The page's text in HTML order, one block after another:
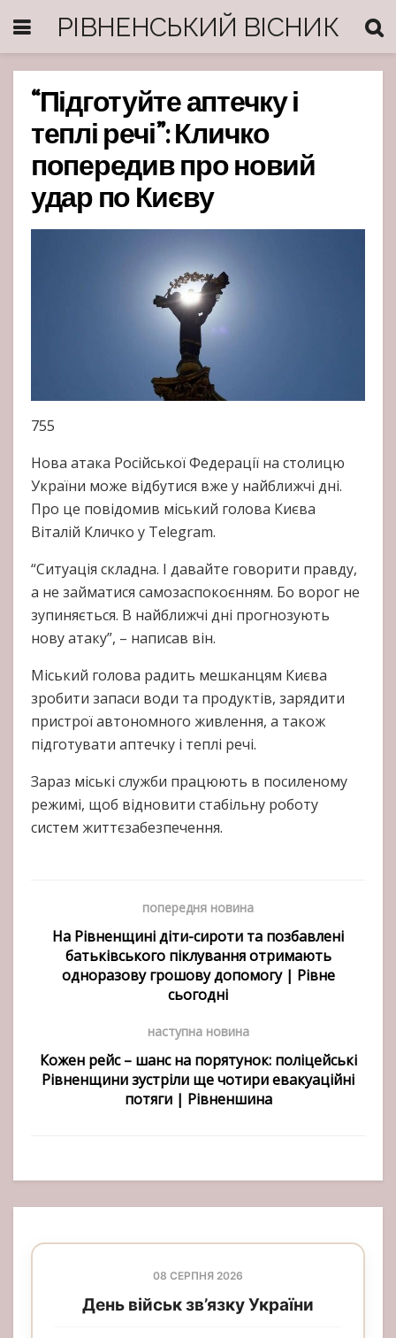
РІВНЕНСЬКИЙ ВІСНИК
“‎Підготуйте аптечку і
теплі речі”: Кличко
попередив про новий
удар по Києву
755
Нова атака Російської Федерації на столицю
України може відбутися вже у найближчі дні.
Про це повідомив міський голова Києва
Віталій Кличко у Telegram.
“‎Ситуація складна. І давайте говорити правду,
а не займатися самозаспокоєнням. Бо ворог не
зупиняється. В найближчі дні прогнозують
нову атаку”‎, – написав він.
Міський голова радить мешканцям Києва
зробити запаси води та продуктів, зарядити
пристрої автономного живлення, а також
підготувати аптечку і теплі речі.
Зараз міські служби працюють в посиленому
режимі, щоб відновити стабільну роботу
систем життєзабезпечення.
попередня новина
На Рівненщині діти-сироти та позбавлені
батьківського піклування отримають
одноразову грошову допомогу | Рівне
сьогодні
наступна новина
Кожен рейс – шанс на порятунок: поліцейські
Рівненщини зустріли ще чотири евакуаційні
потяги | Рівненшина
08 СЕРПНЯ 2026
День військ зв’язку України